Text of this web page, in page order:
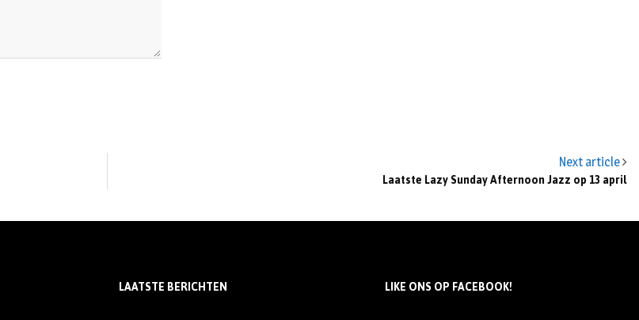
Next article
Laatste Lazy Sunday Afternoon Jazz op 13 april
LAATSTE BERICHTEN LIKE ONS OP FACEBOOK!